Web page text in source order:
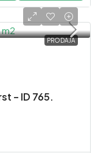
PRODAJA
– ID 765.